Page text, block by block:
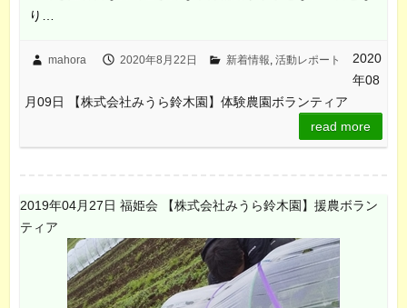
り…
mahora 2020年8月22日 新着情報 活動レポート
2020
年08
月09日 【株式会社みうら鈴木園】体験農園ボランティア
read more
2019年04月27日 福姫会 【株式会社みうら鈴木園】援農ボラン
ティア